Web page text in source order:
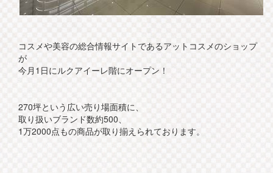
コスメや美容の総合情報サイトであるアットコスメのショップ
が
今月1日にルクアイーレ階にオープン！
270坪という広い売り場面積に、
取り扱いブランド数約500、
1万2000点もの商品が取り揃えられております。